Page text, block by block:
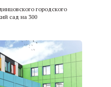
городского
сад на 300